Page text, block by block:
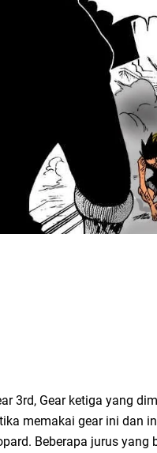
3rd, Gear ketiga yang
memakai gear ini dan
Beberapa jurus